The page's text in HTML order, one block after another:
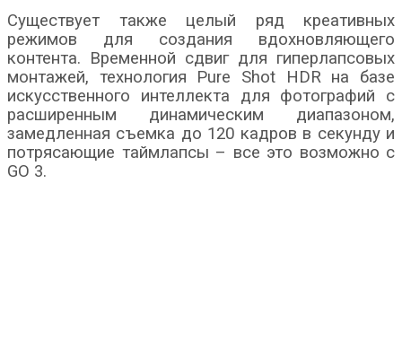
Существует также целый ряд креативных
режимов для создания вдохновляющего
контента. Временной сдвиг для гиперлапсовых
монтажей, технология Pure Shot HDR на базе
искусственного интеллекта для фотографий с
расширенным динамическим диапазоном,
замедленная съемка до 120 кадров в секунду и
потрясающие таймлапсы – все это возможно с
GO 3.